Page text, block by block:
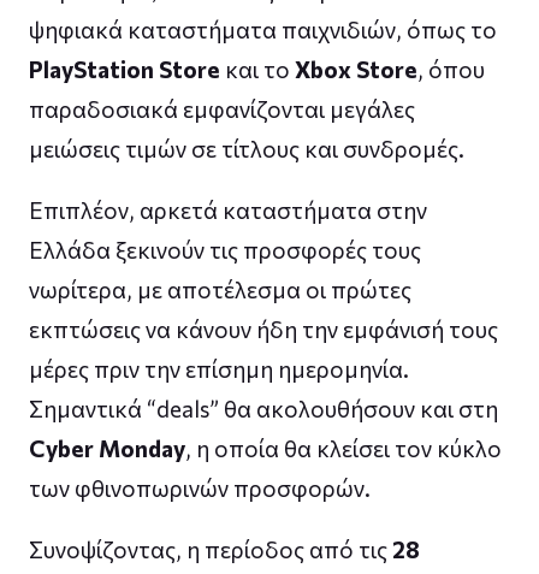
ψηφιακά καταστήματα παιχνιδιών, όπως το
PlayStation Store και το Xbox Store, όπου
παραδοσιακά εμφανίζονται μεγάλες
μειώσεις τιμών σε τίτλους και συνδρομές.
Επιπλέον, αρκετά καταστήματα στην
Ελλάδα ξεκινούν τις προσφορές τους
νωρίτερα, με αποτέλεσμα οι πρώτες
εκπτώσεις να κάνουν ήδη την εμφάνισή τους
μέρες πριν την επίσημη ημερομηνία.
Σημαντικά “deals” θα ακολουθήσουν και στη
Cyber Monday, η οποία θα κλείσει τον κύκλο
των φθινοπωρινών προσφορών.
Συνοψίζοντας, η περίοδος από τις 28